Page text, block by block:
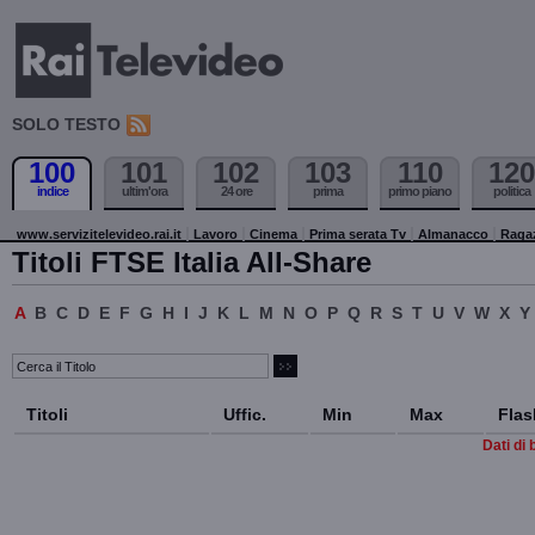
SOLO TESTO
100
indice
101
ultim'ora
102
24 ore
103
prima
110
primo piano
120
politica
www.servizitelevideo.rai.it Lavoro Cinema Prima serata Tv Almanacco
Titoli FTSE Italia All-Share
A B C D E F G H I J K L M N O P Q R S T U V W X Y
Titoli Uffic. Min Max
Dati di